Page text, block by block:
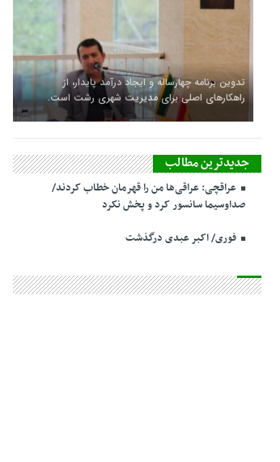
تدوین برنامه چهارساله و ایجاد درآمد پایدار، از
راهکارهای اصلی برای مدیریت شهری رشت است.
جدیدترین مطالب
عراقچی: عراقی‌ها من را قهرمان خطاب کردند/
صداوسیما سانسور کرد و پخش نکرد
فوری/ اکبر عبدی درگذشت